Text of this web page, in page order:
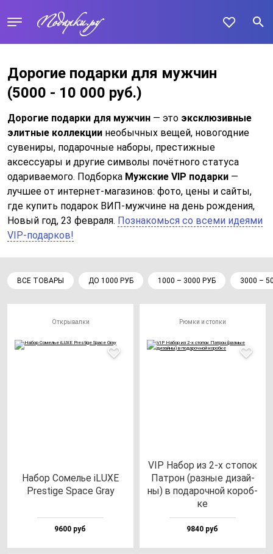
Дорогие подарки для мужчин
(5000 - 10 000 руб.)
Дорогие подарки для мужчин — это эксклюзивные
элитные коллекции необычных вещей, новогодние
сувениры, подарочные наборы, престижные
аксессуары и другие символы почётного статуса
одариваемого. Подборка Мужские VIP подарки —
лучшее от интернет-магазинов: фото, цены и сайты,
где купить подарок ВИП-мужчине на день рождения,
Новый год, 23 февраля. Познакомься со всеми идеями
VIP-подарков!
ВСЕ ТОВАРЫ ДО 1000 РУБ 1000 – 3000 РУБ 3000 –
Открывалки
Набор Сомелье iLUXE
Pres­ti­ge Spa­ce Gray
9600 руб
Рюмки и стопки
VIP Набор из 2-х сто­пок
Пат­рон (раз­ные ди­зай­
ны) в по­да­роч­ной ко­роб­
ке
9840 руб